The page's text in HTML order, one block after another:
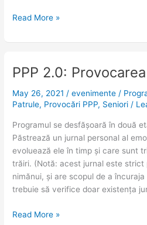
Read More »
PPP 2.0:
May 26, 2021/evenimente/
Patrule, Provocări PPP, Seniori /
Programul se desfășoară în două
Păstrează un jurnal personal al
evoluează ele în timp și care sunt
trăiri. (Notă: acest jurnal este strict
nimănui, și are scopul de a
trebuie să verifice doar existența
PPP
Provocarea
7
–
Seniori
Read More »